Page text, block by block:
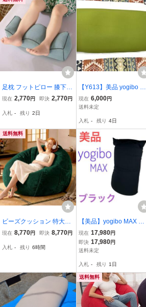
足枕 フットピロー 膝下枕
むくみ解消 足まくら リラ
むくみとり 足のむくみ 安
現在 2,770円 即決 2,770円
入札 - 残り 2日
【Y613】美品 yogibo Ma
x ヨギボー マックス CT-6
817 ビーズクッション 約
系 引き取りOK
現在 6,000円
送料未定
入札 - 残り 4日
送料無料
ビーズクッション 特大70
*60cm 一人掛け 怠け者ソ
っ手付き 洗えるカバー付
現在 8,770円 即決 8,770円
入札 - 残り 6時間
【美品】yogibo MAX ヨ
ギボー マックス ブラック
ビーズクッション
現在 17,980円
即決 17,980円
送料未定
入札 - 残り 1日
送料無料